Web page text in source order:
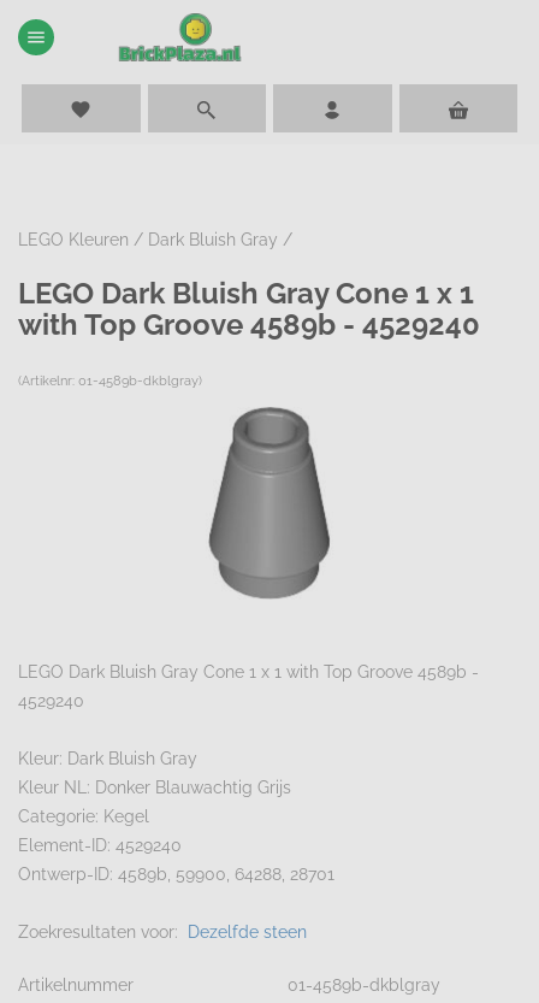
menu
favorite
LEGO Kleuren / Dark Bluish Gray /
LEGO Dark Bluish Gray Cone 1 x 1
with Top Groove 4589b - 4529240
(Artikelnr: 01-4589b-dkblgray)
LEGO Dark Bluish Gray Cone 1 x 1 with Top Groove 4589b -
4529240
Kleur: Dark Bluish Gray
Kleur NL: Donker Blauwachtig Grijs
Categorie: Kegel
Element-ID: 4529240
Ontwerp-ID: 4589b, 59900, 64288, 28701
Zoekresultaten voor: Dezelfde steen
Artikelnummer
01-4589b-dkblgray